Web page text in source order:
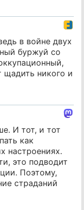
в войне двух
буржуй со
щадить никого и
И тот, и тот
как
настроениях.
это подводит
Поэтому,
страданий